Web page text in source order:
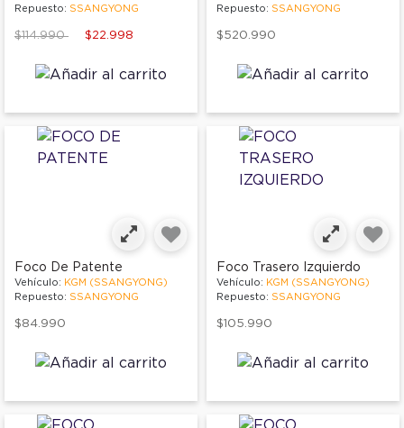
Repuesto: SSANGYONG
Price reduced from
$114.990to $22.998
Repuesto: SSANGYONG
$520.990
Foco De Patente
Vehículo: KGM (SSANGYONG)
Repuesto: SSANGYONG
$84.990
Foco Trasero Izquierdo
Vehículo: KGM (SSANGYONG)
Repuesto: SSANGYONG
$105.990